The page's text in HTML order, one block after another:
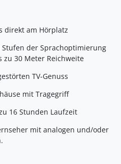
direkt am Hörplatz
der Sprachoptimierung
30 Meter Reichweite
TV-Genuss
mit Tragegriff
16 Stunden Laufzeit
mit analogen und/oder